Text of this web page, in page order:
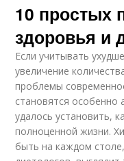
10 простых
здоровья и
Если учитывать
увеличение
проблемы
становятся особенно
удалось установить,
полноценной жизни.
быть на каждом